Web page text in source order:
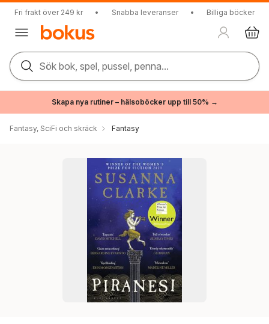
Fri frakt över 249 kr • Snabba leveranser • Billiga böcker
Sök bok, spel, pussel, penna...
Skapa nya rutiner – hälsoböcker upp till 50% →
Fantasy, SciFi och skräck Fantasy